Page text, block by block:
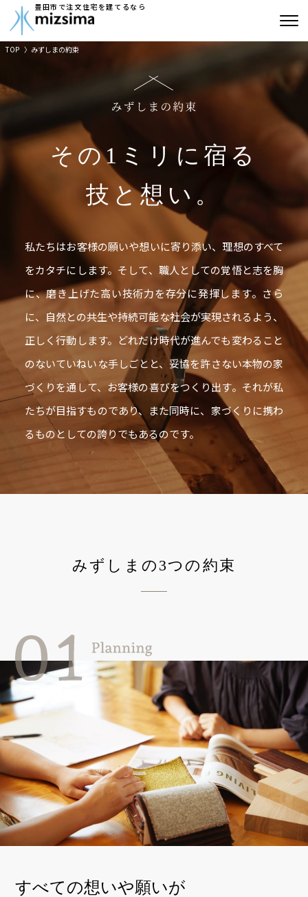
豊田市で注文住宅を建てるなら
リフォーム
古民家再生
会社情報
よくあるご質問
ブログ
ニュース
イベント情報
資料請求・お問い合わせ
TOP みずしまの約束
その1ミリに宿る
技と想い。
私たちはお客様の願いや想いに寄り添い、理想のすべて
をカタチにします。 そして、職人としての覚悟と志を胸
に、磨き上げた高い技術力を存分に発揮します。 さら
に、自然との共生や持続可能な社会が実現されるよう、
正しく行動します。 どれだけ時代が進んでも変わること
のないていねいな手しごとと、妥協を許さない本物の家
づくりを通して、お客様の喜びをつくり出す。 それが私
たちが目指すものであり、また同時に、 家づくりに携わ
るものとしての誇りでもあるのです。
みずしまの3つの約束
すべての想いや願いが